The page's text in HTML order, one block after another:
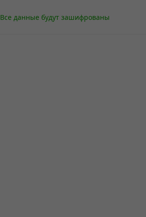
Все данные будут зашифрованы